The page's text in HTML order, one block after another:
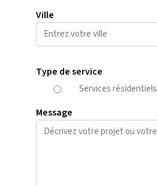
Ville
Type de service
Services résidentiels
Message